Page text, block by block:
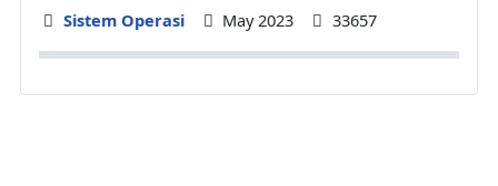
Details
Sistem Operasi May 2023 33657